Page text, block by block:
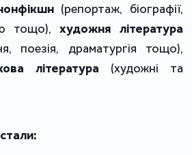
(репортаж, біографії,
тощо), художня література
література (художні та